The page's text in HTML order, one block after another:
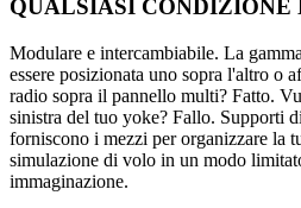
QUALSIASI CONDIZIONE
Modulare e intercambiabile. La
essere posizionata uno sopra l'altro o
radio sopra il pannello multi? Fatto.
sinistra del tuo yoke? Fallo. Supporti
forniscono i mezzi per organizzare la
simulazione di volo in un modo
immaginazione.